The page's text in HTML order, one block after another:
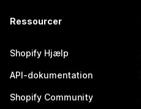
Ressourcer
Shopify Hjælp
API-dokumentation
Shopify Community